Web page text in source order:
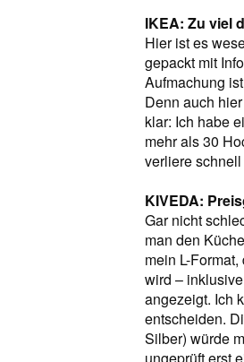
IKEA: Zu viel
Hier ist es
gepackt mit
Aufmachung
Denn auch
klar: Ich habe
mehr als 30
verliere
KIVEDA:
Gar nicht
man den
mein L-
wird –
angezeigt. Ich
entscheiden.
Silber) würde
ungeprüft erst